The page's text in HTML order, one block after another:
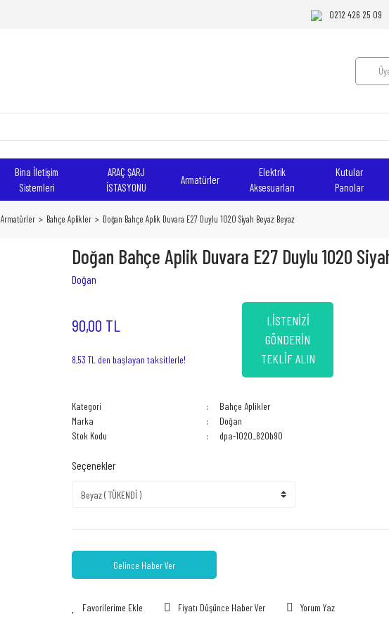
0212 426 25 09
Bina İletişim
Sistemleri
ARAÇ ŞARJ
İSTASYONU
Armatürler
Elektrik
Aksesuarları
Kutular
Panolar
Armatürler Bahçe Aplikler Doğan Bahçe Aplik Duvara E27 Duylu 1020 Siyah Beyaz Beyaz
Doğan Bahçe Aplik Duvara E27 Duylu 1020
Doğan
90,00 TL
8,53 TL den başlayan taksitlerle!
LİSTENİZİ
GÖNDERİN
TEKLİF ALIN
Kategori
Bahçe Aplikler
Marka
Doğan
Stok Kodu
dpa-1020_820b90
Seçenekler
Gelince Haber Ver
Fiyatı Düşünce Haber Ver Yorum Yaz